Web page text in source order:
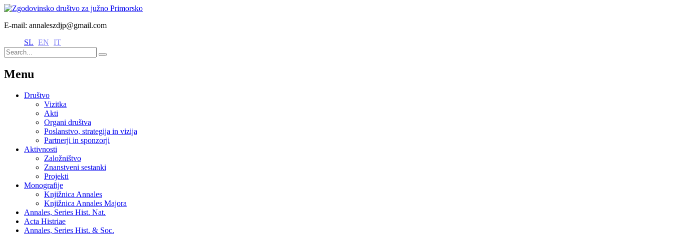
E-mail: annaleszdjp@gmail.com
SL EN IT
Menu
Društvo
Vizitka
Akti
Organi društva
Poslanstvo, strategija in vizija
Partnerji in sponzorji
Aktivnosti
Založništvo
Znanstveni sestanki
Projekti
Monografije
Knjižnica Annales
Knjižnica Annales Majora
Annales, Series Hist. Nat.
Acta Histriae
Annales, Series Hist. & Soc.